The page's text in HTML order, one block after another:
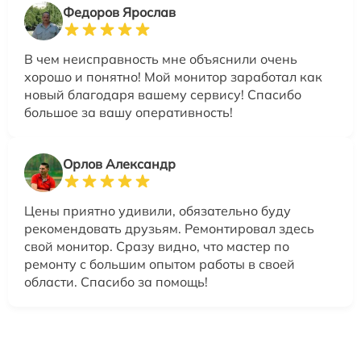
Федоров Ярослав
В чем неисправность мне объяснили очень
хорошо и понятно! Мой монитор заработал как
новый благодаря вашему сервису! Спасибо
большое за вашу оперативность!
Орлов Александр
Цены приятно удивили, обязательно буду
рекомендовать друзьям. Ремонтировал здесь
свой монитор. Сразу видно, что мастер по
ремонту с большим опытом работы в своей
области. Спасибо за помощь!